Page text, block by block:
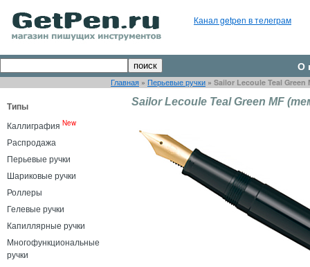
Канал getpen в телеграм
О
Главная » Перьевые ручки » Sailor Lecoule Teal
Типы
Каллиграфия New
Распродажа
Перьевые ручки
Шариковые ручки
Роллеры
Гелевые ручки
Капиллярные ручки
Многофункциональные
ручки
Sailor Lecoule Teal Green MF